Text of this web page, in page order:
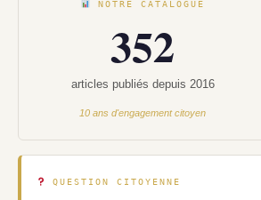
NOTRE CATALOGUE
352
articles publiés depuis 2016
10 ans d'engagement citoyen
QUESTION CITOYENNE